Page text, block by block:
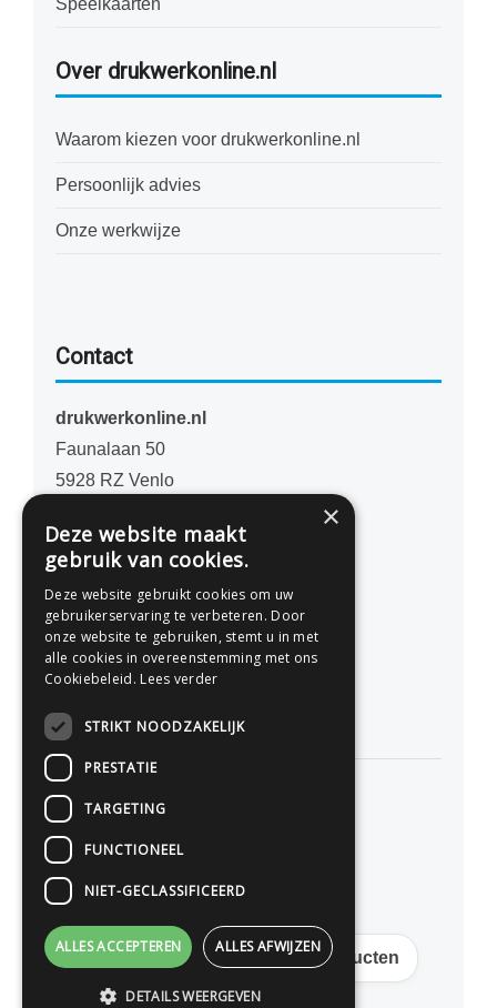
Speelkaarten
Over drukwerkonline.nl
Waarom kiezen voor drukwerkonline.nl
Persoonlijk advies
Onze werkwijze
Contact
drukwerkonline.nl
Faunalaan 50
5928 RZ Venlo
077 - 741 07 41
info@drukwerkonline.nl
KvK 12053217
Persoonlijk advies
Premium kwaliteit
Gratis verzending op veel producten
×
Deze website maakt
gebruik van cookies.
Deze website gebruikt cookies om uw
gebruikerservaring te verbeteren. Door
onze website te gebruiken, stemt u in met
alle cookies in overeenstemming met ons
Cookiebeleid. Lees verder
STRIKT NOODZAKELIJK
PRESTATIE
TARGETING
FUNCTIONEEL
NIET-GECLASSIFICEERD
ALLES ACCEPTEREN ALLES AFWIJZEN
DETAILS WEERGEVEN